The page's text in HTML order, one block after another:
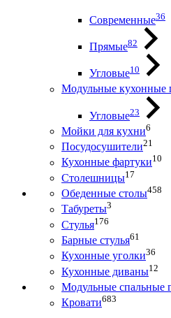
Современные36
Прямые82
Угловые10
Модульные кухонные
Угловые23
Мойки для кухни6
Посудосушители21
Кухонные фартуки10
Столешницы17
Обеденные столы458
Табуреты3
Стулья176
Барные стулья61
Кухонные уголки36
Кухонные диваны12
Модульные спальные
Кровати683